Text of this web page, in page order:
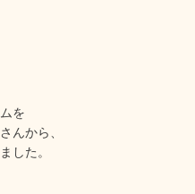
を
んから、
した。